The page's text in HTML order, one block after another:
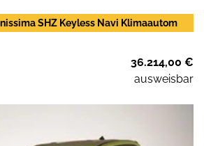
SHZ Keyless Navi Klimaautom
36.214,00 €
ausweisbar